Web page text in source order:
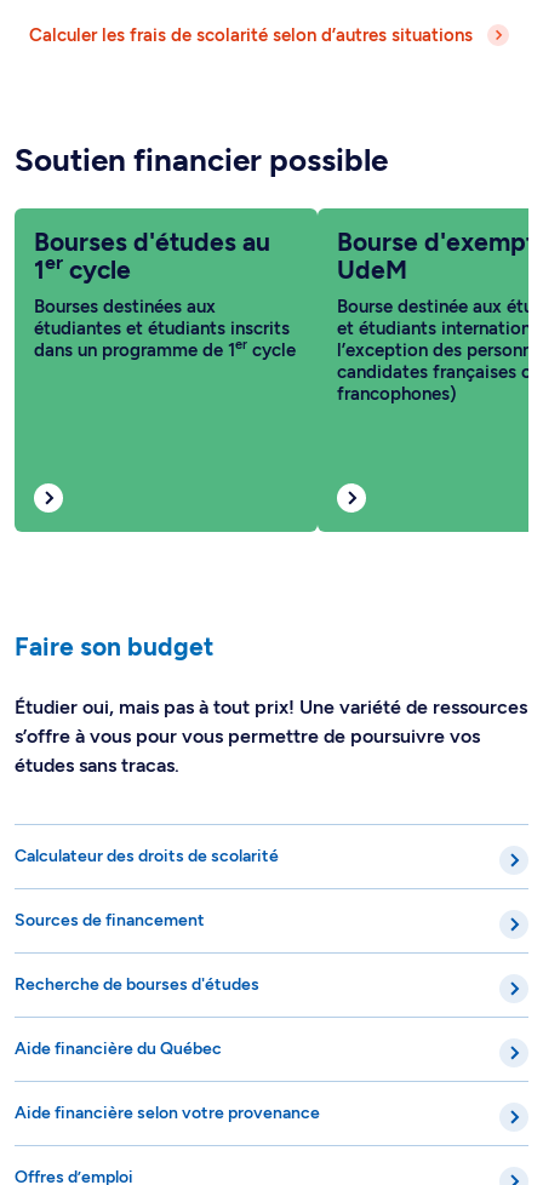
Calculer les frais de scolarité selon d’autres situations
Soutien financier possible
Bourses d'études au
1er cycle
Bourses destinées aux
étudiantes et étudiants inscrits
dans un programme de 1er cycle
Bourse
UdeM
Bourse destinée aux
et étudiants
l’exception des
candidates françaises
francophones)
Faire son budget
Étudier oui, mais pas à tout prix! Une variété de ressources
s’offre à vous pour vous permettre de poursuivre vos
études sans tracas.
Calculateur des droits de scolarité
Sources de financement
Recherche de bourses d'études
Aide financière du Québec
Aide financière selon votre provenance
Offres d’emploi